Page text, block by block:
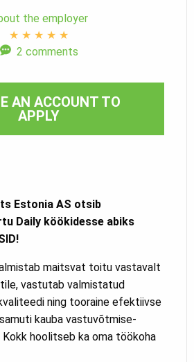
the employer
★ ★ ★ ★ ★
2 comments
AN ACCOUNT TO
APPLY
Estonia AS otsib
Daily köökidesse abiks
maitsvat toitu vastavalt
vastutab valmistatud
ning tooraine efektiivse
kauba vastuvõtmise-
Kokk hoolitseb ka oma töökoha